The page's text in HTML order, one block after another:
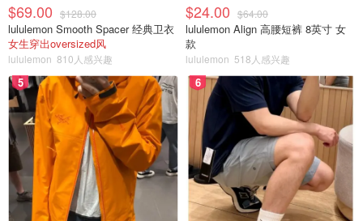
$69.00 $128.00
lululemon Smooth Spacer 经典卫衣
女生穿出oversized风
lululemon 810人感兴趣
$24.00 $64.00
lululemon Align 高腰短裤 8英寸 女
款
lululemon 518人感兴趣
5 6